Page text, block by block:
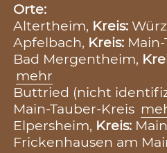
Orte:
Altertheim, Kreis:
Apfelbach, Kreis:
Bad Mergentheim,
mehr
Buttried (nicht
Main-Tauber-Kreis
Elpersheim, Kreis:
Frickenhausen am